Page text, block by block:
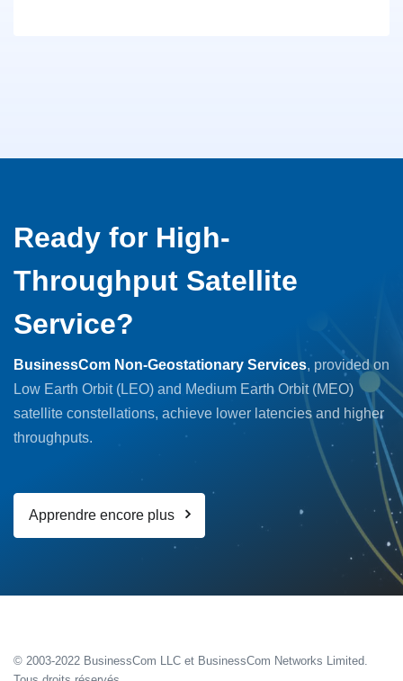
Ready for High-
Throughput Satellite
Service?
BusinessCom Non-Geostationary Services, provided on
Low Earth Orbit (LEO) and Medium Earth Orbit (MEO)
satellite constellations, achieve lower latencies and higher
throughputs.
Apprendre encore plus
© 2003-2022 BusinessCom LLC et BusinessCom Networks Limited.